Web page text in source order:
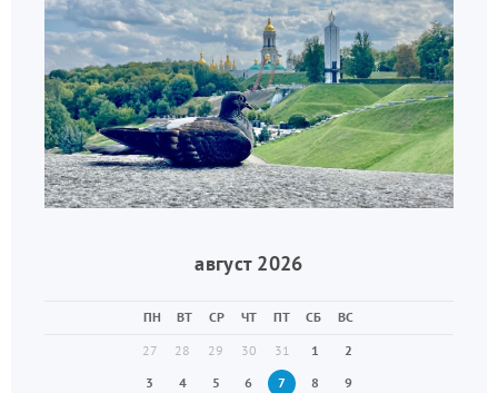
август 2026
ПН ВТ СР ЧТ ПТ СБ
ВС
27
28 29 30 31 1
2
3
4 5 6 7 8
9